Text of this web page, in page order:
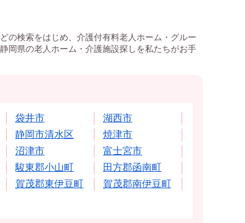
の検索をはじめ、介護付有料老人ホーム・グルー
岡県の老人ホーム・介護施設探しを私たちがお手
袋井市
湖西市
静岡市清水区
焼津市
沼津市
富士宮市
駿東郡小山町
田方郡函南町
賀茂郡東伊豆町
賀茂郡南伊豆町